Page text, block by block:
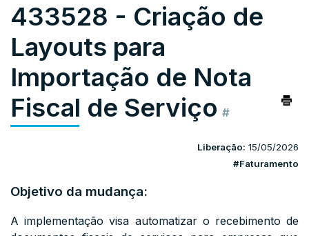
433528 - Criação de
Layouts para
Importação de Nota
Fiscal de Serviço #
Liberação: 15/05/2026
#Faturamento
Objetivo da mudança:
A implementação visa automatizar o recebimento de